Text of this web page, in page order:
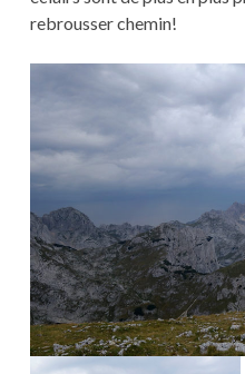
rebrousser chemin!